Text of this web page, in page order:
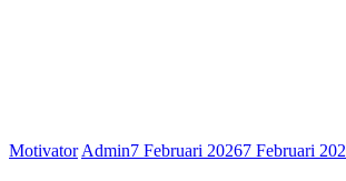
Motivator Admin7 Februari 20267 Februari